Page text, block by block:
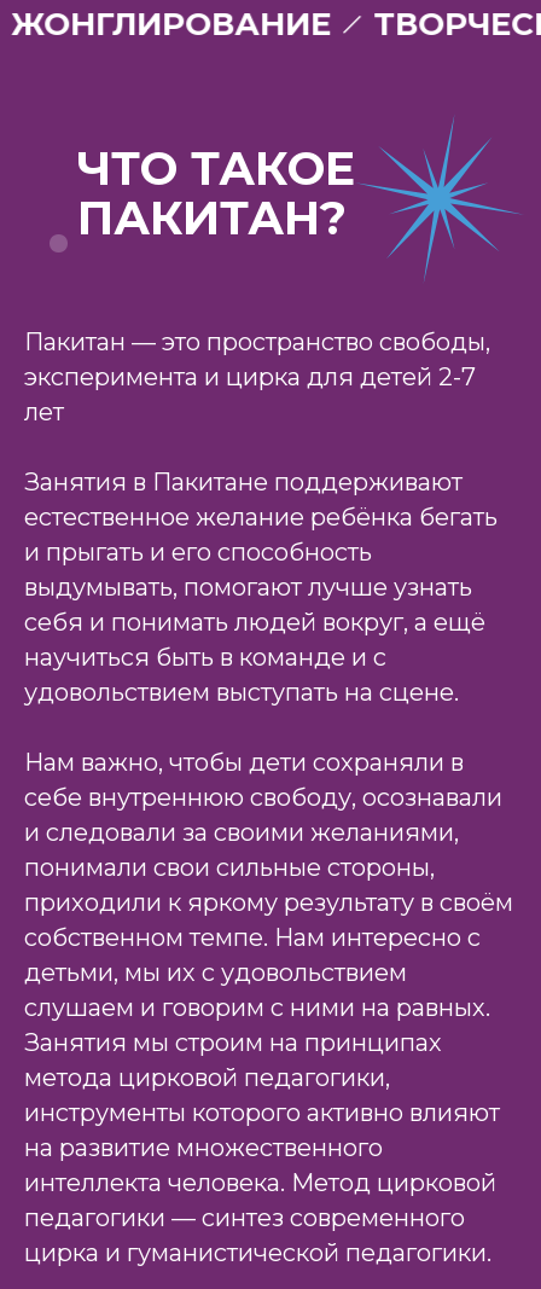
ЧТО ТАКОЕ
ПАКИТАН?
Пакитан — это пространство свободы,
эксперимента и цирка для детей 2-7
лет
Занятия в Пакитане поддерживают
естественное желание ребёнка бегать
и прыгать и его способность
выдумывать, помогают лучше узнать
себя и понимать людей вокруг, а ещё
научиться быть в команде и с
удовольствием выступать на сцене.
Нам важно, чтобы дети сохраняли в
себе внутреннюю свободу, осознавали
и следовали за своими желаниями,
понимали свои сильные стороны,
приходили к яркому результату в своём
собственном темпе. Нам интересно с
детьми, мы их с удовольствием
слушаем и говорим с ними на равных.
Занятия мы строим на принципах
метода цирковой педагогики,
инструменты которого активно влияют
на развитие множественного
интеллекта человека. Метод цирковой
педагогики — синтез современного
цирка и гуманистической педагогики.